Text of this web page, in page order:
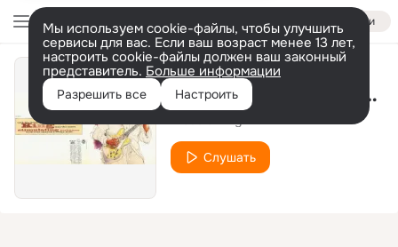
Войти
Мы используем cookie-файлы, чтобы улучшить
сервисы для вас. Если ваш возраст менее 13 лет,
настроить cookie-файлы должен ваш законный
представитель. Больше информации
Разрешить все Настроить My Feeling for the Blues
Слушать